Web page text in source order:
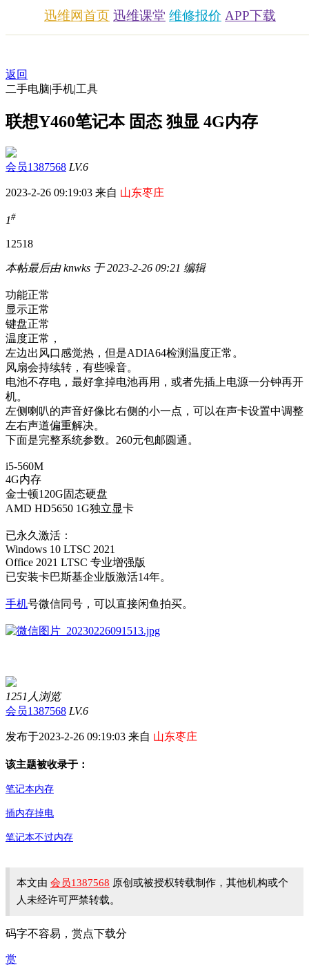
迅维网首页 迅维课堂 维修报价 APP下载
返回
二手电脑|手机|工具
联想Y460笔记本 固态 独显 4G内存
会员1387568 LV.6
2023-2-26 09:19:03 来自 山东枣庄
1#
12518
本帖最后由 knwks 于 2023-2-26 09:21 编辑
功能正常
显示正常
键盘正常
温度正常，
左边出风口感觉热，但是ADIA64检测温度正常。
风扇会持续转，有些噪音。
电池不存电，最好拿掉电池再用，或者先插上电源一分钟再开
机。
左侧喇叭的声音好像比右侧的小一点，可以在声卡设置中调整
左右声道偏重解决。
下面是完整系统参数。260元包邮圆通。
i5-560M
4G内存
金士顿120G固态硬盘
AMD HD5650 1G独立显卡
已永久激活：
Windows 10 LTSC 2021
Office 2021 LTSC 专业增强版
已安装卡巴斯基企业版激活14年。
手机号微信同号，可以直接闲鱼拍买。
1251人浏览
会员1387568 LV.6
发布于2023-2-26 09:19:03 来自 山东枣庄
该主题被收录于：
笔记本内存
插内存掉电
笔记本不过内存
本文由 会员1387568 原创或被授权转载制作，其他机构或个
人未经许可严禁转载。
码字不容易，赏点下载分
赏